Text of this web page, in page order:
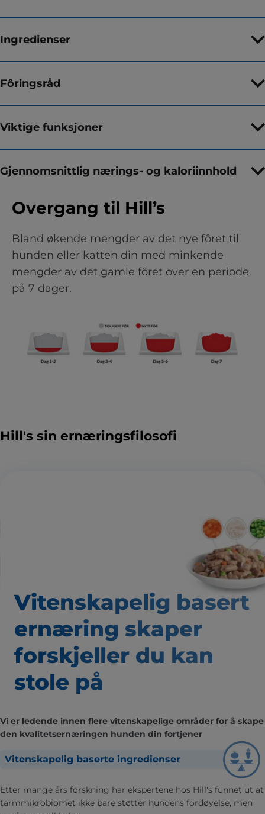
Ingredienser
Fôringsråd
Viktige funksjoner
Gjennomsnittlig nærings- og kaloriinnhold
Overgang til Hill’s
Bland økende mengder av det nye fôret til
hunden eller katten din med minkende
mengder av det gamle fôret over en periode
på 7 dager.
Hill's sin ernæringsfilosofi
Vitenskapelig basert
ernæring skaper
forskjeller du kan
stole på
Vi er ledende innen flere vitenskapelige områder for å skape
den kvalitetsernæringen hunden din fortjener
Vitenskapelig baserte ingredienser
Etter mange års forskning har ekspertene hos Hill's funnet ut at
tarmmikrobiomet ikke bare støtter hundens fordøyelse, men